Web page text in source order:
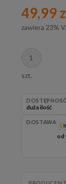
49,99
zawiera 23%
szt.
DOSTĘPNOŚĆ
duża ilość
DOSTAWA
od
PRODUCENT